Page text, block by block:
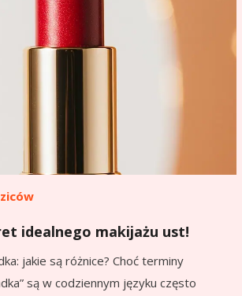
idealnego makijażu ust!
jakie są różnice? Choć terminy
są w codziennym języku często